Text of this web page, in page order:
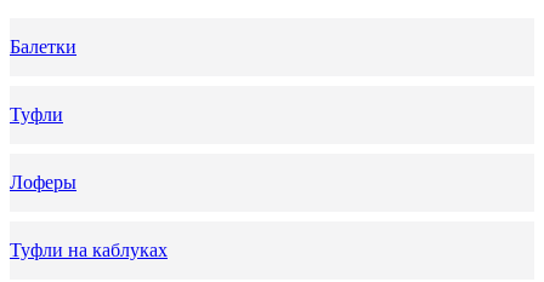
Балетки
Туфли
Лоферы
Туфли на каблуках